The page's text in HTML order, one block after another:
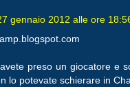
gennaio 2012 alle ore
preso un giocatore e
lo potevate schierare in